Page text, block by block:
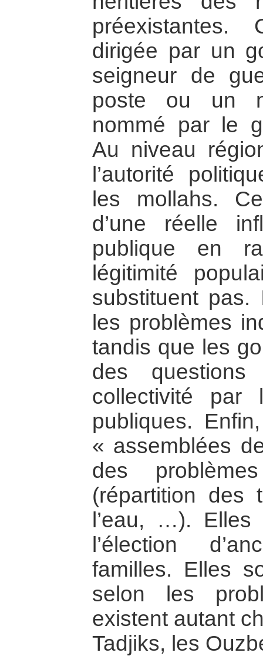
préexistantes.
dirigée par un
seigneur de
poste ou un
nommé par le
Au niveau
l’autorité
les mollahs.
d’une réelle
publique en
légitimité
substituent pas.
les problèmes
tandis que les
des
collectivité par
publiques.
« assemblées
des
(répartition des
l’eau, …). Elles
l’élection
familles. Elles
selon les
existent autant
Tadjiks, les